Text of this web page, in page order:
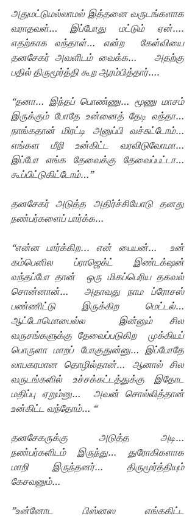
அதுமட்டுமல்லாமல் இத்தனை வருடங்களாக
வராதவள்… இப்போது மட்டும் ஏன்….
எதற்காக வந்தாள்… என்ற  கேள்வியை
தனசேகர் அவளிடம் வைக்க…   அதற்கு
பதில் திருமூர்த்தி கூற ஆரம்பித்தார்….
“தனா… இந்தப் பொண்ணு… மூணு மாசம்
இருக்கும் போதே உன்னைத் தேடி வந்தா…
நாங்கதான் மிரட்டி அனுப்பி வச்சுட்டோம்…
எங்கள மீறி உன்கிட்ட வரவிடுவோமா…
இப்போ எங்க தேவைக்கு தேவைப்பட்டா…
கூப்பிட்டுகிட்டோம்…”
தனசேகர் அடுத்த அதிர்ச்சியோடு தனது
நண்பர்களைப் பார்க்க…
“என்ன பார்க்கிற... என் பையன்…  உன்
கம்பெனில ப்ராஜெக்ட் இண்டக்‌ஷன்
வந்தப்போ தான்  ஒரு மிகப்பெரிய தகவல்
சொன்னான்…  அதாவது நாம ப்ரோசஸ்
பண்ணிட்டு இருக்கிற மெட்டல்…
ஆட்டோமொபைல்ல  இன்னும் சில
வருசங்களுக்கு தேவைப்படுகிற  முக்கியப்
பொருளா மாறப் போகுதுன்னு… இப்போதே
லாபகரமான தொழில்தான்… ஆனால் சில
வருடங்களில் உச்சக்கட்டத்துக்கு இதோட
மதிப்பு ஏறும்னு…  அவன் சொல்லித்தான்
உன்கிட்ட வந்தோம்… “
தனசேகருக்கு அடுத்த அடி…
நண்பர்களிடம் இருந்து… துரோகிகளாக
மாறி இருந்தனர்… திருமூர்த்தியும்
கேசவனும்…
”உன்னோட பிஸ்னஸ எங்ககிட்ட